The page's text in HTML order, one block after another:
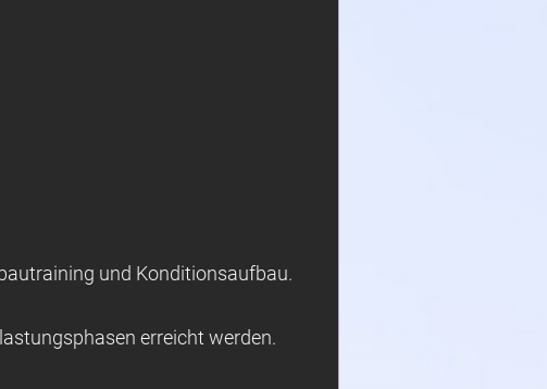
und Konditionsaufbau.
erreicht werden.